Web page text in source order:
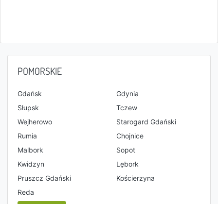
POMORSKIE
Gdańsk
Gdynia
Słupsk
Tczew
Wejherowo
Starogard Gdański
Rumia
Chojnice
Malbork
Sopot
Kwidzyn
Lębork
Pruszcz Gdański
Kościerzyna
Reda